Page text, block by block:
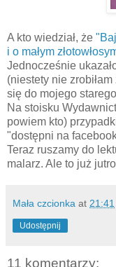
A kto wiedział, że
i o małym
Jednocześnie
(niestety nie
się do mojego
Na stoisku
powiem kto)
"dostępni na
Teraz ruszamy do
malarz. Ale to już
Mała czcionka at 21:41
Udostępnij
11 komentarzy: